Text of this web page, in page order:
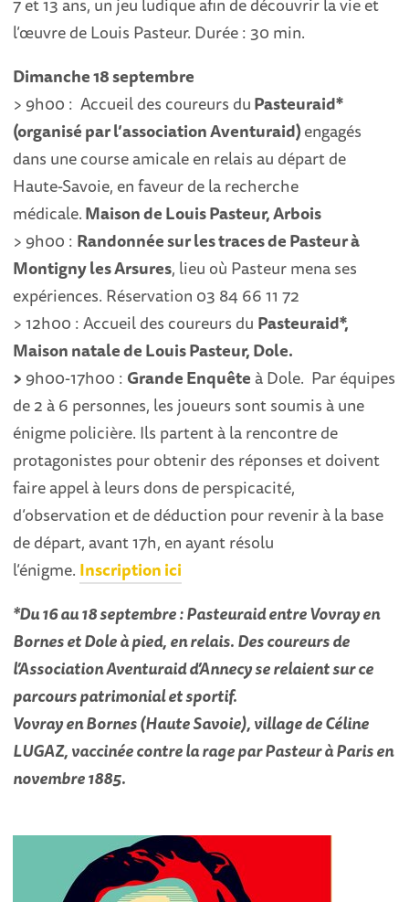
l’œuvre de Louis Pasteur. Durée : 30 min.
Dimanche 18 septembre
> 9h00 : Accueil des coureurs duPasteuraid*
(organisé par l’association Aventuraid)engagés
dans une course amicale en relais au départ de
Haute-Savoie, en faveur de la recherche
médicale.Maison de Louis Pasteur, Arbois
> 9h00 : Randonnée sur les traces de Pasteur à
Montigny les Arsures, lieu où Pasteur mena ses
expériences. Réservation 03 84 66 11 72
> 12h00 : Accueil des coureurs du Pasteuraid*,
Maison natale de Louis Pasteur, Dole.
> 9h00-17h00 : Grande Enquêteà Dole. Par équipes
de 2 à 6 personnes, les joueurs sont soumis à une
énigme policière. Ils partent à la rencontre de
protagonistes pour obtenir des réponses et doivent
faire appel à leurs dons de perspicacité,
d’observation et de déduction pour revenir à la base
de départ, avant 17h, en ayant résolu
l’énigme. Inscription ici
*Du 16 au 18 septembre : Pasteuraid entre Vovray en
Bornes et Dole à pied, en relais. Des coureurs de
l’Association Aventuraid d’Annecy se relaient sur ce
parcours patrimonial et sportif.
Vovray en Bornes (Haute Savoie), village de Céline
LUGAZ, vaccinée contre la rage par Pasteur à Paris en
novembre 1885.